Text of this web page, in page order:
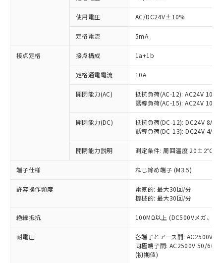
使用電圧 AC/DC24V±10%
定格電流 5mA
接点定格 接点構成 1a+1b
定格通電電流 10A
開閉能力(AC)
抵抗負荷(AC-12): AC24V 10A/
誘導負荷(AC-15): AC24V
開閉能力(DC)
抵抗負荷(DC-12): DC24V 8A/
誘導負荷(DC-13): DC24V 4A/
開閉能力説明 測定条件: 周囲温度 20±2℃、
端子仕様 ねじ締め端子 (M3.5)
許容操作頻度
電気的: 最大30回/分
機械的: 最大30回/分
絶縁抵抗 100MΩ以上 (DC500Vメガ、点
耐電圧
各端子とアース間: AC2500V
同極端子間: AC2500V 50/
(初期値)
ご利用条件
ご利用ください。
本サービスは、当社制御機器事業取扱
商品の当社在庫状況および標準価格
(税抜)を提供させていただくもので
当社制御機器事業取扱商品の中には、
本サービスの対象外となる商品もある
ことをご了承ください。
在庫状況および標準価格照会結果は、
対応済み：EU RoHS指令（10物質）の
非含有に対応した製品が提供可能な商品で
対応予定：EU RoHS指令（10物質）の非含
有に対応した製品に切り替える予定のある
対応予定なし：EU RoHS指令（10物質）の
非含有に非対応の商品で、対応品を出す予
定はありません。
調査・確認中：EU RoHS指令（10物質）の
非含有の対応状況を調査中または確認中の
害物質有無と関係のない商品です。
仕入先様の事情により、非含有部品として
いたものが、含有品と判明した場合などや
むを得ず変更することがあります。
※1 中国RoHS○×表
「○」：最大均質材料含有率が中国RoHSの
基準値以下であることを示します。
「×」：最大均質材料含有率が中国RoHSの
基準値を超えていることを示します。
「－」：未確認です。当社販売部門へお問
当社は、これら貴社製品のうち、外国
為替および外国貿易法に定める商品